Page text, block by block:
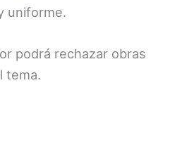
uniforme.
podrá rechazar obras
tema.